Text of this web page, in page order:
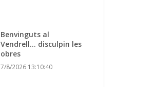
Benvinguts al
Vendrell... disculpin les
obres
7/8/2026 13:10:40